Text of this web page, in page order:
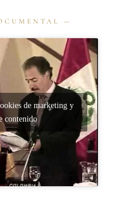
de marketing y
contenido